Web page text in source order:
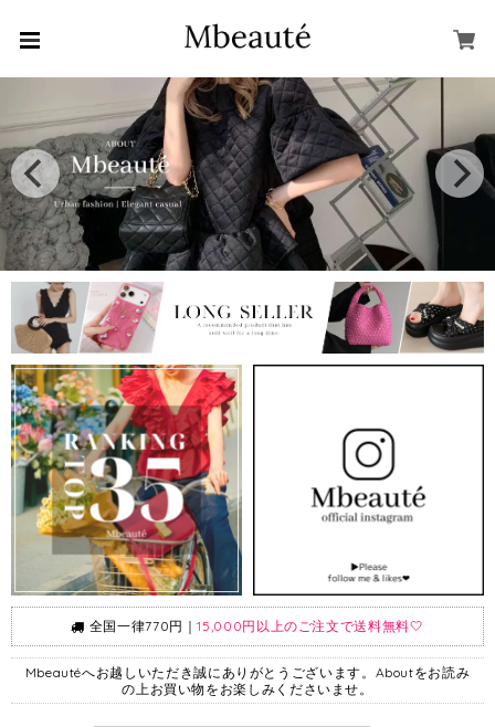
全国一律770円｜15,000円以上のご注文で送料無料🤍
Mbeautéへお越しいただき誠にありがとうございます。Aboutをお読み
の上お買い物をお楽しみくださいませ。